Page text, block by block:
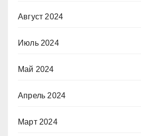
Август 2024
Июль 2024
Май 2024
Апрель 2024
Март 2024